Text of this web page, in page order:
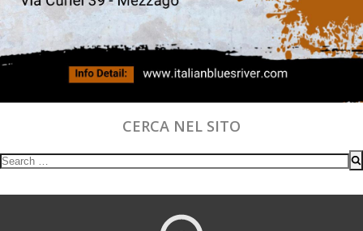
CERCA NEL SITO
Search